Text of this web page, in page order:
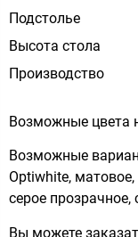
Подстолье
Высота стола
Производство
Возможные цвета
Возможные
Optiwhite,
серое прозрачное,
Вы можете